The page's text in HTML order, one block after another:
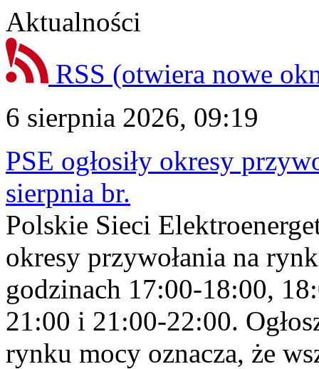
Aktualności
RSS (otwiera nowe
6 sierpnia 2026, 09:19
PSE ogłosiły okresy
sierpnia br.
Polskie Sieci
okresy przywołania na
godzinach 17:00-18:00,
21:00 i 21:00-22:00.
rynku mocy oznacza, że